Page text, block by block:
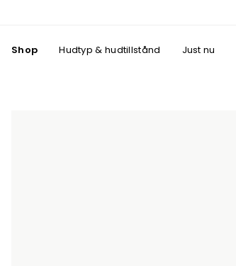
Shop Hudtyp & hudtillstånd Just nu